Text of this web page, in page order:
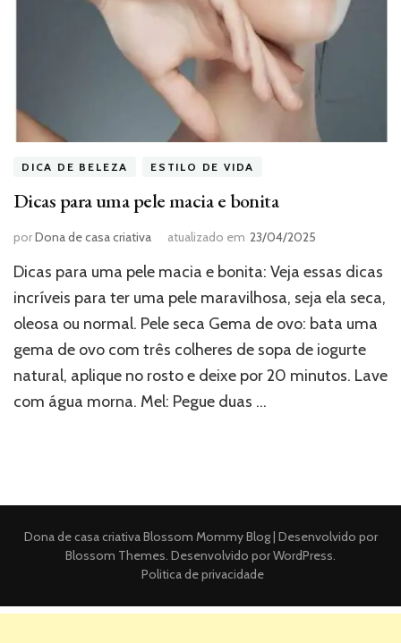
DICA DE BELEZA ESTILO DE VIDA
Dicas para uma pele macia e bonita
porDona de casa criativa atualizado em 23/04/2025
Dicas para uma pele macia e bonita: Veja essas dicas
incríveis para ter uma pele maravilhosa, seja ela seca,
oleosa ou normal. Pele seca Gema de ovo: bata uma
gema de ovo com três colheres de sopa de iogurte
natural, aplique no rosto e deixe por 20 minutos. Lave
com água morna. Mel: Pegue duas …
Dona de casa criativaBlossom Mommy Blog | Desenvolvido por
Blossom Themes. Desenvolvido porWordPress.
Politica de privacidade